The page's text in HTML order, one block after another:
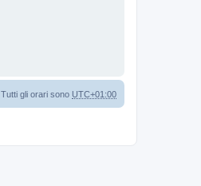
Tutti gli orari sono UTC+01:00